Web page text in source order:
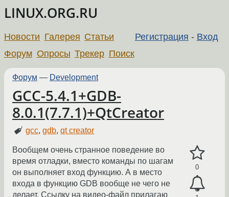
LINUX.ORG.RU
Регистрация - Вход
Новости Галерея Статьи
Форум Опросы Трекер Поиск
Форум — Development
GCC-5.4.1+GDB-
8.0.1(7.7.1)+QtCreator
gcc,gdb,qt creator
0
Вообщем очень странное поведение во
время отладки, вместо команды по шагам
он выполняет вход функцию. А в место
входа в функцию GDB вообще не чего не
делает. Ссылку на видео-файл прилагаю